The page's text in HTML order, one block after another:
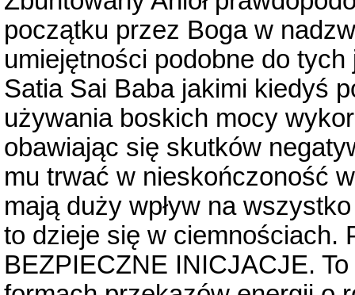
początku przez Boga w
umiejętności podobne do
Satia Sai Baba jakimi kiedyś
używania boskich mocy
obawiając się skutków
mu trwać w nieskończoność
mają duży wpływ na
to dzieje się w ciemnościach.
BEZPIECZNE INICJACJE.